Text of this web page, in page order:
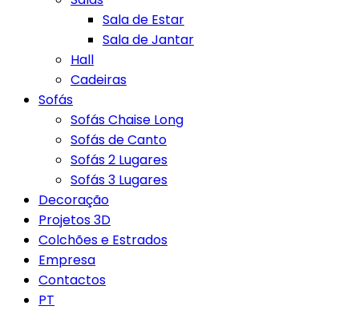
Sala de Estar
Sala de Jantar
Hall
Cadeiras
Sofás
Sofás Chaise Long
Sofás de Canto
Sofás 2 Lugares
Sofás 3 Lugares
Decoração
Projetos 3D
Colchões e Estrados
Empresa
Contactos
PT